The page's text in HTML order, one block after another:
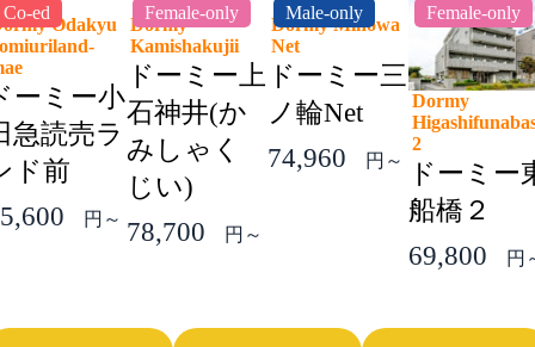
Co-ed
Odakyu
ーミー小
急読売ラ
ド前
円～
Female-only
Dormy
Kamishakujii
ドーミー上
石神井(か
みしゃく
じい)
78,700
円～
Male-only
Dormy Minowa
Net
ドーミー三
ノ輪Net
74,960
円～
Female-only
Dormy
2
ドーミー
船橋２
69,800
円